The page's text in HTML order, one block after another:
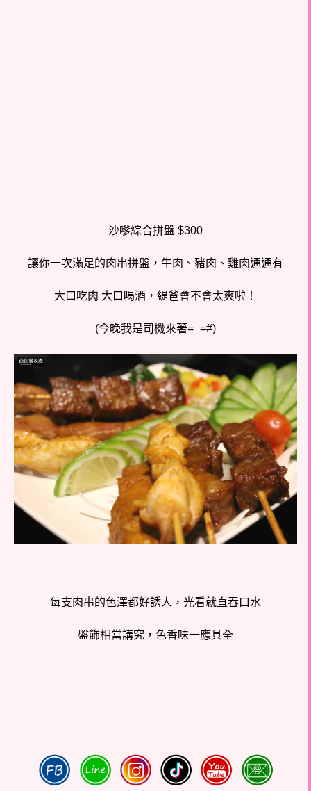
沙嗲綜合拼盤 $300
讓你一次滿足的肉串拼盤，牛肉、豬肉、雞肉通通有
大口吃肉 大口喝酒，緹爸會不會太爽啦！
(今晚我是司機來著=_=#)
每支肉串的色澤都好誘人，光看就直吞口水
盤飾相當講究，色香味一應具全